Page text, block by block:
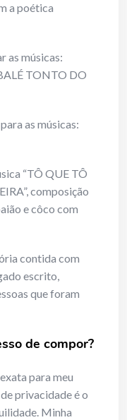
a poética
as músicas:
TONTO DO
as músicas:
“TÔ QUE TÔ
composição
e côco com
contida com
escrito,
que foram
de compor?
para meu
privacidade é o
Minha